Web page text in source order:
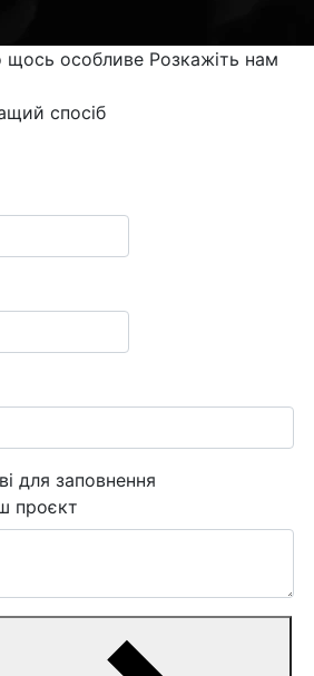
щось особливе Розкажіть нам
спосіб
для заповнення
проєкт